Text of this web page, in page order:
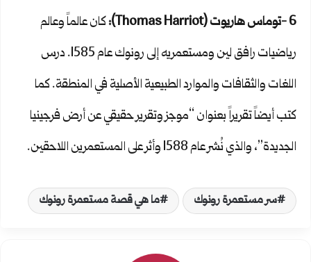
6 -توماس هاريوت ( Thomas Harriot
):كان عالماً وعالم
رياضيات رافق لين ومستعمريه إلى رونوك عام 1585. درس
اللغات والثقافات والموارد الطبيعية الأصلية في المنطقة. كما
كتب أيضاً تقريراً بعنوان “موجز وتقرير حقيقي عن أرض فرجينيا
الجديدة”، والذي نُشر عام 1588 وأثر على المستعمرين اللاحقين.
سر مستعمرة رونوك ما هي قصة مستعمرة رونوك